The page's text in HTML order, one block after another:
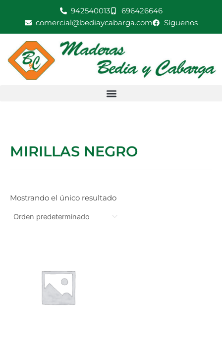
942540013
696426646
comercial@bediaycabarga.com
Síguenos
MIRILLAS NEGRO
Mostrando el único resultado